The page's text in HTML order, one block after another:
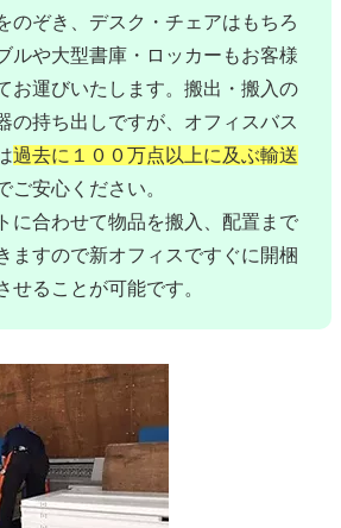
のぞき、デスク・チェアはもちろ
ルや大型書庫・ロッカーもお客様
お運びいたします。搬出・搬入の
の持ち出しですが、オフィスバス
過去に１００万点以上に及ぶ輸送
ご安心ください。
に合わせて物品を搬入、配置まで
ますので新オフィスですぐに開梱
せることが可能です。